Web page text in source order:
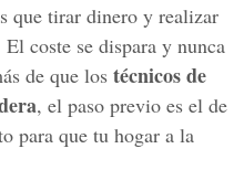
que tirar dinero y realizar
coste se dispara y nunca
de que los técnicos de
, el paso previo es el de
para que tu hogar a la